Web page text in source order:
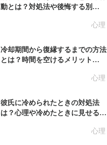
心理
動とは？対処法や後悔する別…
心理
冷却期間から復縁するまでの方法
とは？時間を空けるメリット…
心理
彼氏に冷められたときの対処法
は？心理や冷めたときに見せる…